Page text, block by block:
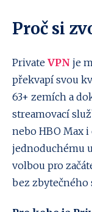
Proč si
Private VPN je
překvapí svou
63+ zemích a
streamovací
nebo HBO Max
jednoduchému
volbou pro
bez zbytečného